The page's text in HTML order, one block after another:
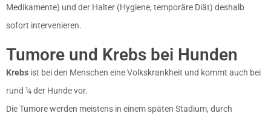
Medikamente) und der Halter (Hygiene, temporäre Diät) deshalb
sofort intervenieren.
Tumore und Krebs bei Hunden
Krebs ist bei den Menschen eine Volkskrankheit und kommt auch bei
rund ¼ der Hunde vor.
Die Tumore werden meistens in einem späten Stadium, durch